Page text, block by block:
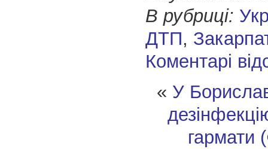
В рубриці:
ДТП,
Коментарі
« У
гармати